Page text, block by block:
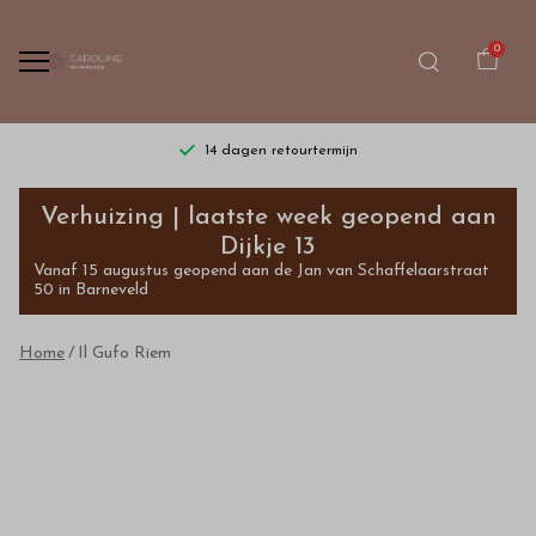
0
14 dagen retourtermijn
Il
Gufo
Riem
Verhuizing | laatste week geopend aan
Dijkje 13
Vanaf 15 augustus geopend aan de Jan van Schaffelaarstraat
50 in Barneveld
Home Il Gufo Riem